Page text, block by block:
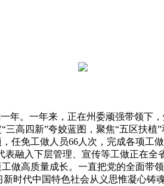
。一年来，正在州委顽强带领下
高四新”夸姣蓝图，聚焦“五区扶
任免工做人员66人次，完成各项
融入下层管理、宣传等工做正在
高质量成长。一直把党的全面带
时代中国特色社会从义思惟凝心